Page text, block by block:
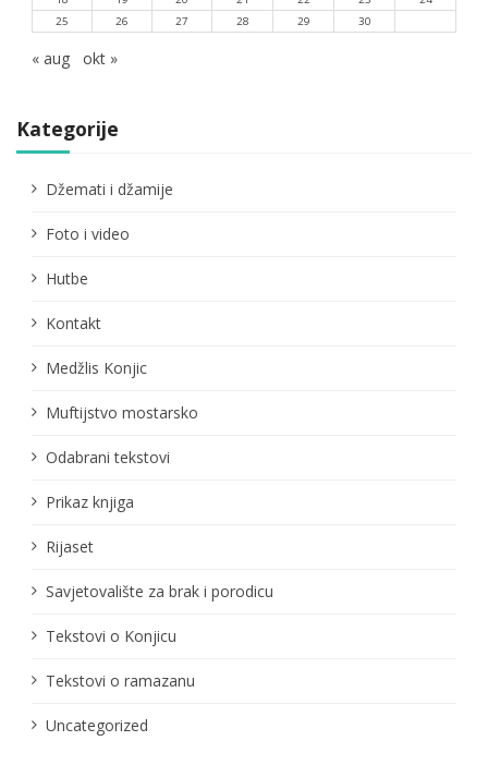
25
26 27 28 29 30
« aug okt »
Kategorije
Džemati i džamije
Foto i video
Hutbe
Kontakt
Medžlis Konjic
Muftijstvo mostarsko
Odabrani tekstovi
Prikaz knjiga
Rijaset
Savjetovalište za brak i porodicu
Tekstovi o Konjicu
Tekstovi o ramazanu
Uncategorized